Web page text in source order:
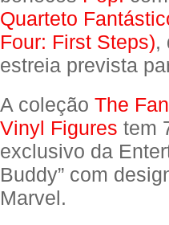
Quarteto
Four: First Steps),
estreia prevista
A coleção The
Vinyl Figures tem
exclusivo da
Buddy” com
Marvel.